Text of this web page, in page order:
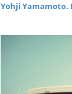
Yohji Yamamoto.